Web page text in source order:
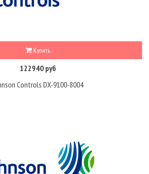
Купить
122940 руб
Controls DX-9100-8004